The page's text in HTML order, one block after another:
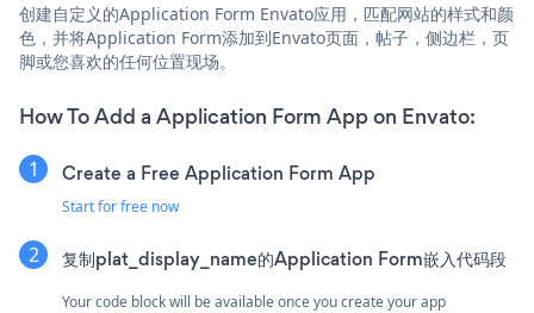
创建自定义的Application Form Envato应用，匹配网站的样式和颜
色，并将Application Form添加到Envato页面，帖子，侧边栏，页
脚或您喜欢的任何位置现场。
How To Add a Application Form App on Envato:
Create a Free Application Form App
Start for free now
复制plat_display_name的Application Form嵌入代码段
Your code block will be available once you create your app